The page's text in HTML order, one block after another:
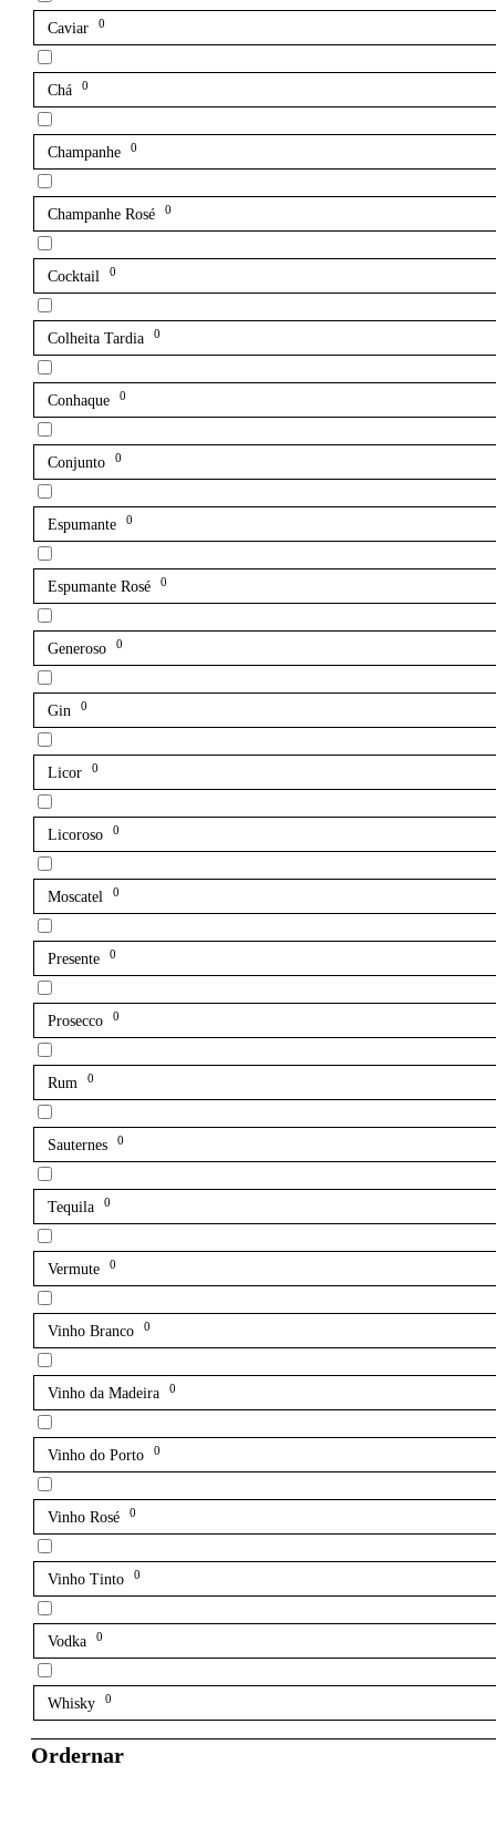
Caviar 0
Chá 0
Champanhe 0
Champanhe Rosé 0
Cocktail 0
Colheita Tardia 0
Conhaque 0
Conjunto 0
Espumante 0
Espumante Rosé 0
Generoso 0
Gin 0
Licor 0
Licoroso 0
Moscatel 0
Presente 0
Prosecco 0
Rum 0
Sauternes 0
Tequila 0
Vermute 0
Vinho Branco 0
Vinho da Madeira 0
Vinho do Porto 0
Vinho Rosé 0
Vinho Tinto 0
Vodka 0
Whisky 0
Ordernar